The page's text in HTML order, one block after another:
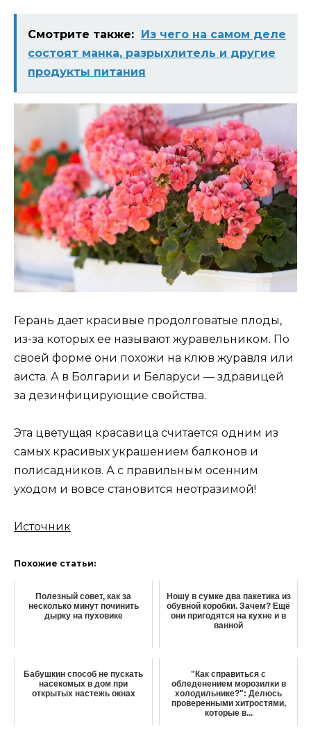
Смотрите также: Из чего на самом деле
состоят манка, разрыхлитель и другие
продукты питания
Герань дает красивые продолговатые плоды,
из-за которых ее называют журавельником. По
своей форме они похожи на клюв журавля или
аиста. А в Болгарии и Беларуси — здравицей
за дезинфицирующие свойства.
Эта цветущая красавица считается одним из
самых красивых украшением балконов и
полисадников. А с правильным осенним
уходом и вовсе становится неотразимой!
Источник
Похожие статьи:
Полезный совет, как за
несколько минут починить
дырку на пуховике
Ношу в сумке два пакетика из
обувной коробки. Зачем? Ещё
они пригодятся на кухне и в
ванной
Бабушкин способ не пускать
насекомых в дом при
открытых настежь окнах
"Как справиться с
обледенением морозилки в
холодильнике?": Делюсь
проверенными хитростями,
которые в...